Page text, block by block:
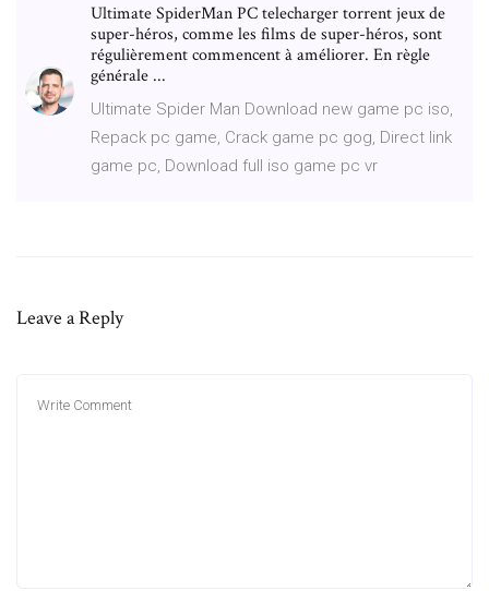
Ultimate SpiderMan PC telecharger torrent jeux de
super-héros, comme les films de super-héros, sont
régulièrement commencent à améliorer. En règle
générale ...
Ultimate Spider Man Download new game pc iso,
Repack pc game, Crack game pc gog, Direct link
game pc, Download full iso game pc vr
Leave a Reply